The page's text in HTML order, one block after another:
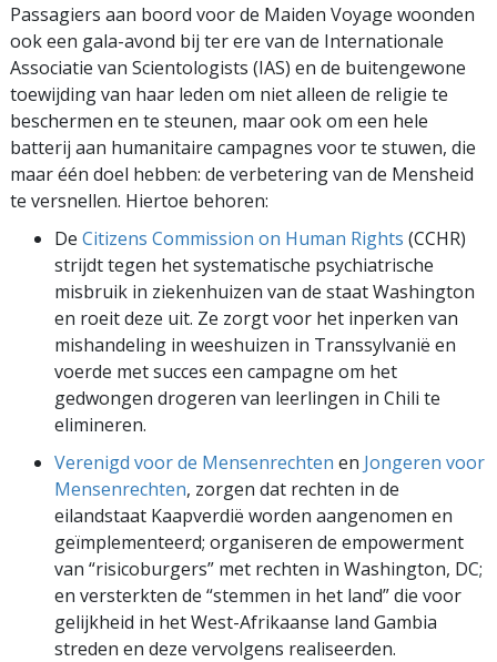
Passagiers aan boord voor de Maiden Voyage woonden
ook een gala-avond bij ter ere van de Internationale
Associatie van Scientologists (IAS) en de buitengewone
toewijding van haar leden om niet alleen de religie te
beschermen en te steunen, maar ook om een hele
batterij aan humanitaire campagnes voor te stuwen, die
maar één doel hebben: de verbetering van de Mensheid
te versnellen. Hiertoe behoren:
De Citizens Commission on Human Rights (CCHR)
strijdt tegen het systematische psychiatrische
misbruik in ziekenhuizen van de staat Washington
en roeit deze uit. Ze zorgt voor het inperken van
mishandeling in weeshuizen in Transsylvanië en
voerde met succes een campagne om het
gedwongen drogeren van leerlingen in Chili te
elimineren.
Verenigd voor de Mensenrechten en Jongeren voor
Mensenrechten, zorgen dat rechten in de
eilandstaat Kaapverdië worden aangenomen en
geïmplementeerd; organiseren de empowerment
van “risicoburgers” met rechten in Washington, DC;
en versterkten de “stemmen in het land” die voor
gelijkheid in het West-Afrikaanse land Gambia
streden en deze vervolgens realiseerden.